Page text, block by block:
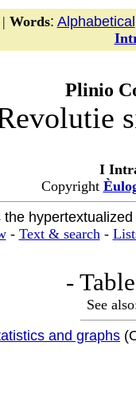
Words: Alphabetical
Plinio
I
Copyright
the
- Text & search-
-
See
and graphs